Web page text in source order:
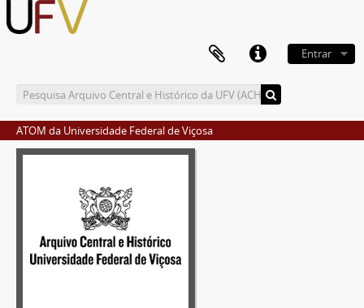
Entrar
ATOM da Universidade Federal de Viçosa